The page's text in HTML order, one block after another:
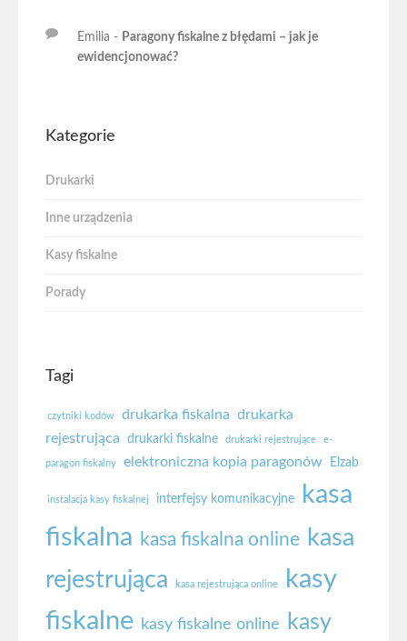
Emilia - Paragony fiskalne z błędami – jak je
ewidencjonować?
Kategorie
Drukarki
Inne urządzenia
Kasy fiskalne
Porady
Tagi
czytniki kodów drukarka fiskalna drukarka
rejestrująca
drukarki fiskalne drukarki rejestrujące e-
paragon fiskalny elektroniczna kopia paragonów Elzab
instalacja kasy fiskalnej interfejsy komunikacyjne
kasa
fiskalna kasa fiskalna online kasa
rejestrująca
kasa rejestrująca online
kasy
fiskalne kasy fiskalne online
kasy